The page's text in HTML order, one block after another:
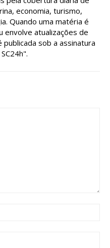
economia, turismo,
Quando uma matéria é
envolve atualizações de
sob a assinatura